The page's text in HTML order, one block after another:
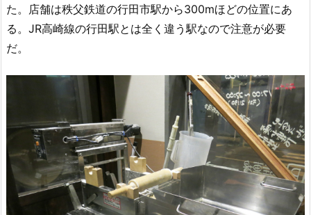
た。店舗は秩父鉄道の行田市駅から300mほどの位置にあ
る。JR高崎線の行田駅とは全く違う駅なので注意が必要
だ。